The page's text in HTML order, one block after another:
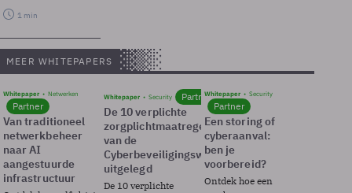
1 min
MEER WHITEPAPERS
Whitepaper Netwerken
Partner
Van traditioneel
netwerkbeheer
naar AI
aangestuurde
infrastructuur
Whitepaper Security Partner
De 10 verplichte
zorgplichtmaatregelen
van de
Cyberbeveiligingswet
uitgelegd
De 10 verplichte
Whitepaper Security
Partner
Een storing of
cyberaanval:
ben je
voorbereid?
Ontdek hoe een